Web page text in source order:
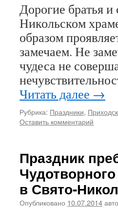
Дорогие братья и
Никольском
образом
замечаем. Не
чудеса не
Читать далее →
Рубрика: Праздники,
Оставить комментарий
Праздник
в Свято-
Опубликовано 10.07.2014